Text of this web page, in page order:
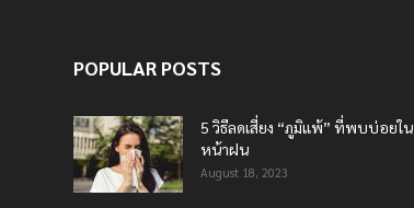
POPULAR POSTS
5 วิธีลดเสี่ยง “ภูมิแพ้” ที่พบบ่อยใน
หน้าฝน
August 18, 2023